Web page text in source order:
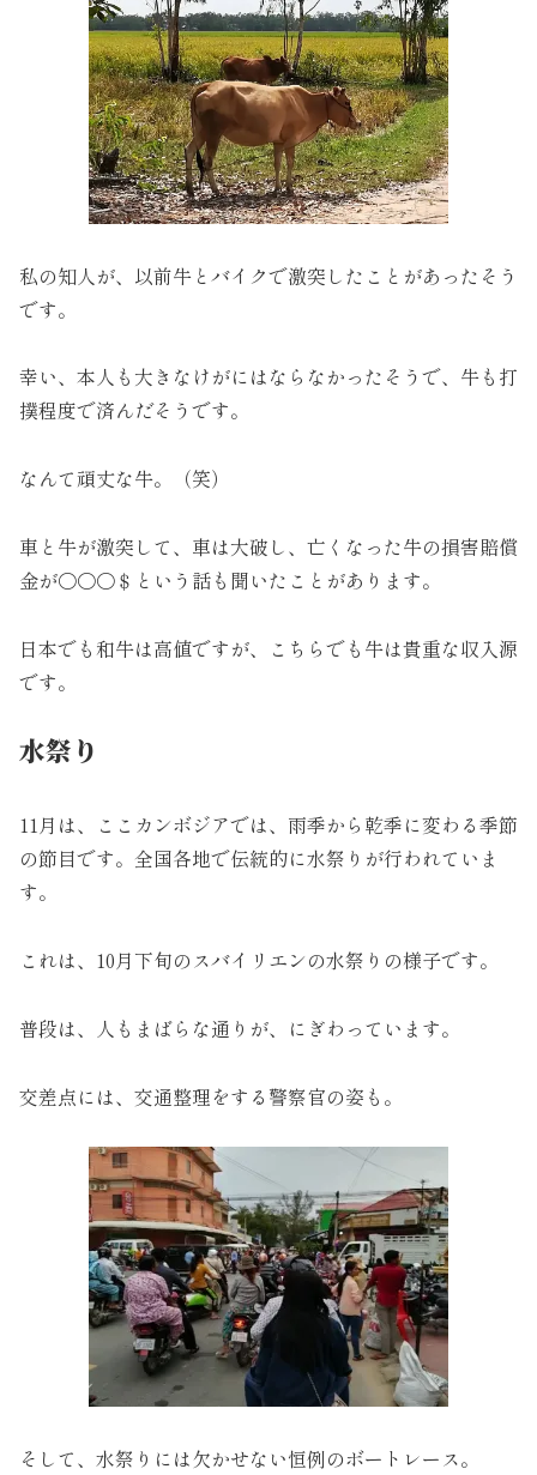
私の知人が、以前牛とバイクで激突したことがあったそう
です。
幸い、本人も大きなけがにはならなかったそうで、牛も打
撲程度で済んだそうです。
なんて頑丈な牛。（笑）
車と牛が激突して、車は大破し、亡くなった牛の損害賠償
金が〇〇〇＄という話も聞いたことがあります。
日本でも和牛は高値ですが、こちらでも牛は貴重な収入源
です。
水祭り
11月は、ここカンボジアでは、雨季から乾季に変わる季節
の節目です。全国各地で伝統的に水祭りが行われていま
す。
これは、10月下旬のスバイリエンの水祭りの様子です。
普段は、人もまばらな通りが、にぎわっています。
交差点には、交通整理をする警察官の姿も。
そして、水祭りには欠かせない恒例のボートレース。